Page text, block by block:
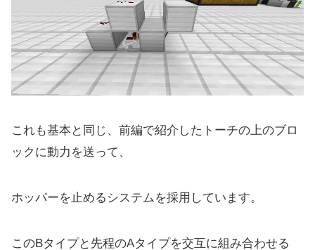
これも基本と同じ、前編で紹介したトーチの上のブロ
ックに動力を送って、
ホッパーを止めるシステムを採用しています。
このBタイプと先程のAタイプを交互に組み合わせる